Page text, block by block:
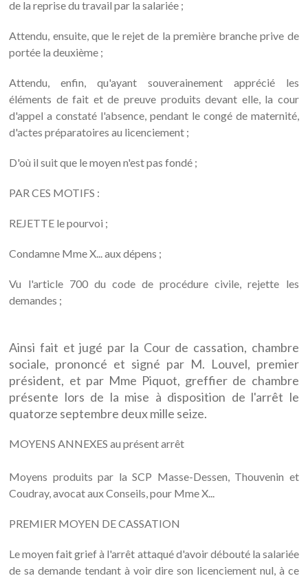
de la reprise du travail par la salariée ;
Attendu, ensuite, que le rejet de la première branche prive de
portée la deuxième ;
Attendu, enfin, qu'ayant souverainement apprécié les
éléments de fait et de preuve produits devant elle, la cour
d'appel a constaté l'absence, pendant le congé de maternité,
d'actes préparatoires au licenciement ;
D'où il suit que le moyen n'est pas fondé ;
PAR CES MOTIFS :
REJETTE le pourvoi ;
Condamne Mme X... aux dépens ;
Vu l'article 700 du code de procédure civile, rejette les
demandes ;
Ainsi fait et jugé par la Cour de cassation, chambre
sociale, prononcé et signé par M. Louvel, premier
président, et par Mme Piquot, greffier de chambre
présente lors de la mise à disposition de l'arrêt le
quatorze septembre deux mille seize.
MOYENS ANNEXES au présent arrêt
Moyens produits par la SCP Masse-Dessen, Thouvenin et
Coudray, avocat aux Conseils, pour Mme X...
PREMIER MOYEN DE CASSATION
Le moyen fait grief à l'arrêt attaqué d'avoir débouté la salariée
de sa demande tendant à voir dire son licenciement nul, à ce